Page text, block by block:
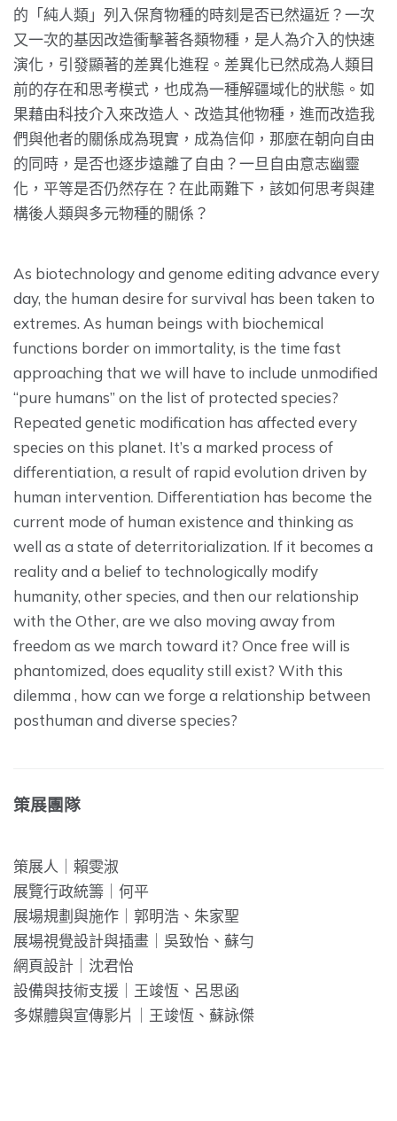
的「純人類」列入保育物種的時刻是否已然逼近？一次
又一次的基因改造衝擊著各類物種，是人為介入的快速
演化，引發顯著的差異化進程。差異化已然成為人類目
前的存在和思考模式，也成為一種解疆域化的狀態。如
果藉由科技介入來改造人、改造其他物種，進而改造我
們與他者的關係成為現實，成為信仰，那麼在朝向自由
的同時，是否也逐步遠離了自由？一旦自由意志幽靈
化，平等是否仍然存在？在此兩難下，該如何思考與建
構後人類與多元物種的關係？
As biotechnology and genome editing advance every
day, the human desire for survival has been taken to
extremes. As human beings with biochemical
functions border on immortality, is the time fast
approaching that we will have to include unmodified
“pure humans” on the list of protected species?
Repeated genetic modification has affected every
species on this planet. It’s a marked process of
differentiation, a result of rapid evolution driven by
human intervention. Differentiation has become the
current mode of human existence and thinking as
well as a state of deterritorialization. If it becomes a
reality and a belief to technologically modify
humanity, other species, and then our relationship
with the Other, are we also moving away from
freedom as we march toward it? Once free will is
phantomized, does equality still exist? With this
dilemma , how can we forge a relationship between
posthuman and diverse species?
策展團隊
策展人｜賴雯淑
展覽行政統籌｜何平
展場規劃與施作｜郭明浩、朱家聖
展場視覺設計與插畫｜吳致怡、蘇勻
網頁設計｜沈君怡
設備與技術支援｜王竣恆、呂思函
多媒體與宣傳影片｜王竣恆、蘇詠傑